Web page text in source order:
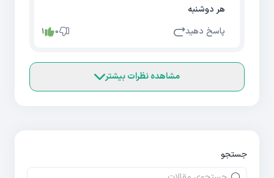
هر دوشنبه
پاسخ دهید
0
1
مشاهده نظرات بیشتر
جستجو